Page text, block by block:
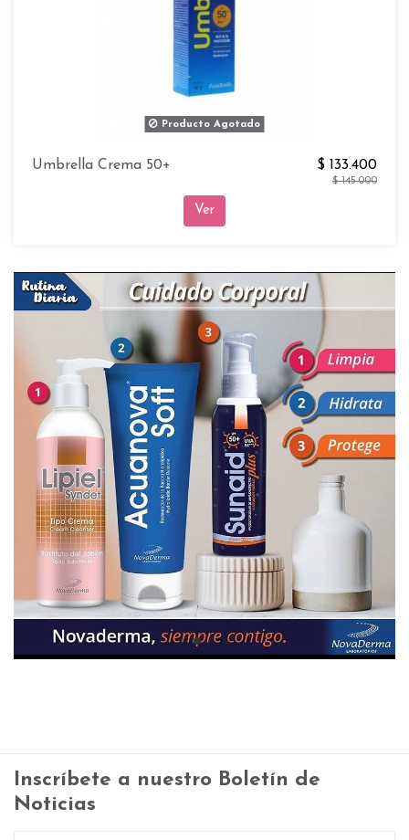
Producto Agotado
Umbrella Crema 50+ $ 133.400
$ 145.000
Ver
Inscríbete a nuestro Boletín de
Noticias